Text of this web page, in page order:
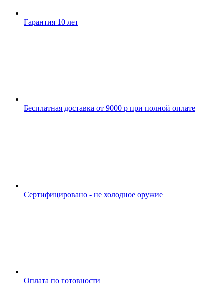
Гарантия 10 лет
Бесплатная доставка от 9000 р при полной оплате
Сертифицировано - не холодное оружие
Оплата по готовности